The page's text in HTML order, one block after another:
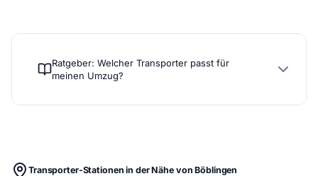
Ratgeber: Welcher Transporter passt für
meinen Umzug?
Transporter-Stationen in der Nähe von Böblingen